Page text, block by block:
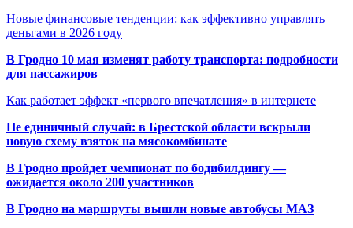
Новые финансовые тенденции: как эффективно управлять
деньгами в 2026 году
В Гродно 10 мая изменят работу транспорта: подробности
для пассажиров
Как работает эффект «первого впечатления» в интернете
Не единичный случай: в Брестской области вскрыли
новую схему взяток на мясокомбинате
В Гродно пройдет чемпионат по бодибилдингу —
ожидается около 200 участников
В Гродно на маршруты вышли новые автобусы МАЗ